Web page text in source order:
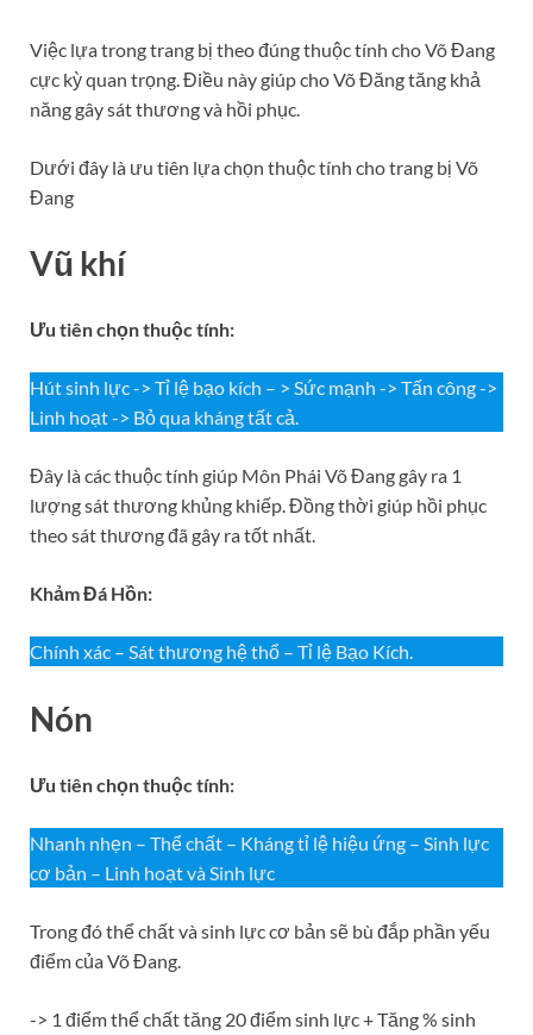
Việc lựa trong trang bị theo đúng thuộc tính cho Võ Đang
cực kỳ quan trọng. Điều này giúp cho Võ Đăng tăng khả
năng gây sát thương và hồi phục.
Dưới đây là ưu tiên lựa chọn thuộc tính cho trang bị Võ
Đang
Vũ khí
Ưu tiên chọn thuộc tính:
Hút sinh lực -> Tỉ lệ bạo kích – > Sức mạnh -> Tấn công ->
Linh hoạt -> Bỏ qua kháng tất cả.
Đây là các thuộc tính giúp Môn Phái Võ Đang gây ra 1
lượng sát thương khủng khiếp. Đồng thời giúp hồi phục
theo sát thương đã gây ra tốt nhất.
Khảm Đá Hồn:
Chính xác – Sát thương hệ thổ – Tỉ lệ Bạo Kích.
Nón
Ưu tiên chọn thuộc tính:
Nhanh nhẹn – Thể chất – Kháng tỉ lệ hiệu ứng – Sinh lực
cơ bản – Linh hoạt và Sinh lực
Trong đó thể chất và sinh lực cơ bản sẽ bù đắp phần yếu
điểm của Võ Đang.
-> 1 điểm thể chất tăng 20 điểm sinh lực + Tăng % sinh